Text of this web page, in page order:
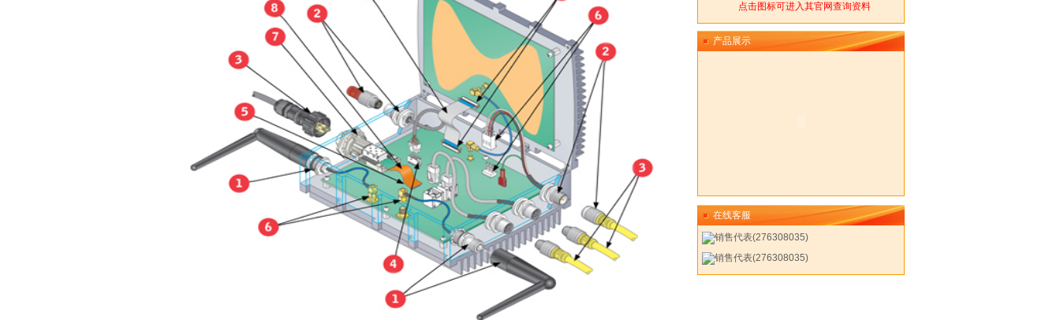
点击图标可进入其官网查询资料
产品展示
在线客服
销售代表(276308035)
销售代表(276308035)